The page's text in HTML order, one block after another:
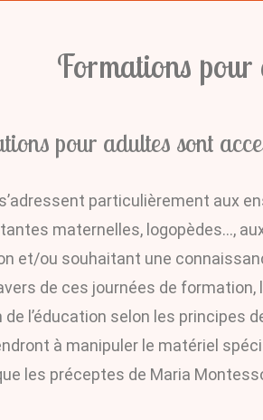
Formations pour
pour adultes sont
particulièrement aux
maternelles, logopèdes…,
et/ou souhaitant une
de ces journées de
de l’éducation selon les principes
à manipuler le matériel
les préceptes de Maria